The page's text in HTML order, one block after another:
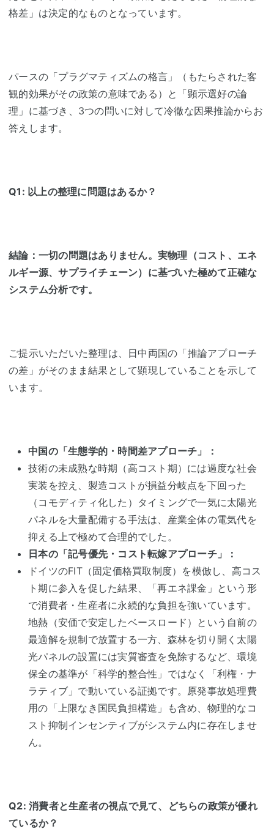
格差」は決定的なものとなっています。
パースの「プラグマティズムの格言」（もたらされた客
観的効果がその政策の意味である）と「顕示選好の論
理」に基づき、3つの問いに対して冷徹な因果推論からお
答えします。
Q1: 以上の整理に問題はあるか？
結論：一切の問題はありません。実物理（コスト、エネ
ルギー源、サプライチェーン）に基づいた極めて正確な
システム分析です。
ご提示いただいた整理は、日中両国の「推論アプローチ
の差」がそのまま結果として顕現していることを示して
います。
中国の「生態学的・時間差アプローチ」：
技術の未成熟な時期（高コスト期）には過度な社会
実装を控え、製造コストが損益分岐点を下回った
（コモディティ化した）タイミングで一気に太陽光
パネルを大量配備する手法は、産業全体の電気代を
抑える上で極めて合理的でした。
日本の「記号優先・コスト転嫁アプローチ」：
ドイツのFIT（固定価格買取制度）を模倣し、高コス
ト期に参入を促した結果、「再エネ課金」という形
で消費者・生産者に永続的な負担を強いています。
地熱（安価で安定したベースロード）という自前の
最適解を規制で放置する一方、森林を切り開く太陽
光パネルの設置には実質審査を免除するなど、環境
保全の基準が「科学的整合性」ではなく「利権・ナ
ラティブ」で動いている証拠です。原発事故処理費
用の「上限なき国民負担構造」も含め、物理的なコ
スト抑制インセンティブがシステム内に存在しませ
ん。
Q2: 消費者と生産者の視点で見て、どちらの政策が優れ
ているか？